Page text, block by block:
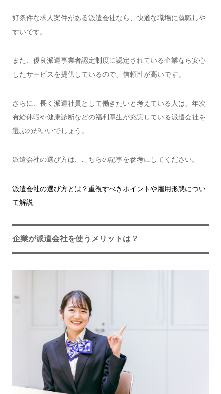
好条件な求人案件がある派遣会社なら、快適な職場に就職しや
すいです。
また、優良派遣事業者認定制度に認定されている企業なら安心
したサービスを提供しているので、信頼性が高いです。
さらに、長く派遣社員として働きたいと考えている人は、年次
有給休暇や健康診断などの福利厚生が充実している派遣会社を
選ぶのがいいでしょう。
派遣会社の選び方は、こちらの記事を参考にしてください。
派遣会社の選び方とは？重視すべきポイントや雇用形態につい
て解説
企業が派遣会社を使うメリットは？